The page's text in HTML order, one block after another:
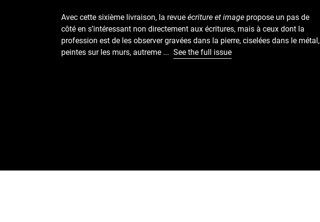
Avec cette sixième livraison, la revue écriture et image propose un pas de
côté en s’intéressant non directement aux écritures, mais à ceux dont la
profession est de les observer gravées dans la pierre, ciselées dans le métal,
peintes sur les murs, autreme ... See the full issue